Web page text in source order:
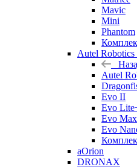
Mavic
Mini
Phantom
Autel Robotics
Autel
Evo II
Evo
Evo Max
Evo
aOrion
DRONAX